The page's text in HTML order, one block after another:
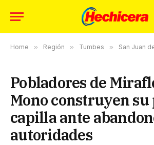
Home » Región » Tumbes » San Juan
Pobladores de
Mono construyen
capilla ante
autoridades